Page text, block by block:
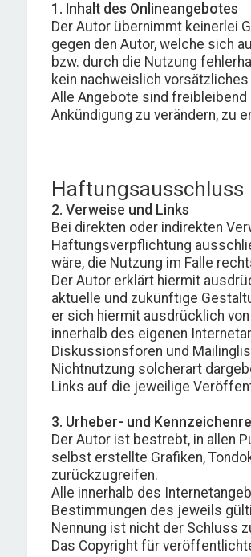
1. Inhalt des Onlineangebotes
Der Autor übernimmt keinerlei
gegen den Autor, welche sich
bzw. durch die Nutzung
kein nachweislich
Alle Angebote sind
Ankündigung zu verändern, zu
Haftungsausschluss
2. Verweise und Links
Bei direkten oder indirekten
Haftungsverpflichtung
wäre, die Nutzung im Falle
Der Autor erklärt hiermit
aktuelle und zukünftige
er sich hiermit ausdrücklich
innerhalb des eigenen
Diskussionsforen und
Nichtnutzung solcherart
Links auf die jeweilige
3. Urheber- und
Der Autor ist bestrebt, in allen
selbst erstellte Grafiken,
zurückzugreifen.
Alle innerhalb des
Bestimmungen des jeweils
Nennung ist nicht der Schluss
Das Copyright für